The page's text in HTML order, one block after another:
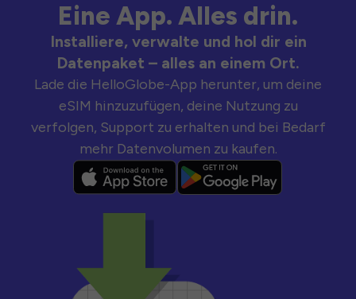
Eine App. Alles drin.
Installiere, verwalte und hol dir ein
Datenpaket – alles an einem Ort.
Lade die HelloGlobe-App herunter, um deine
eSIM hinzuzufügen, deine Nutzung zu
verfolgen, Support zu erhalten und bei Bedarf
mehr Datenvolumen zu kaufen.